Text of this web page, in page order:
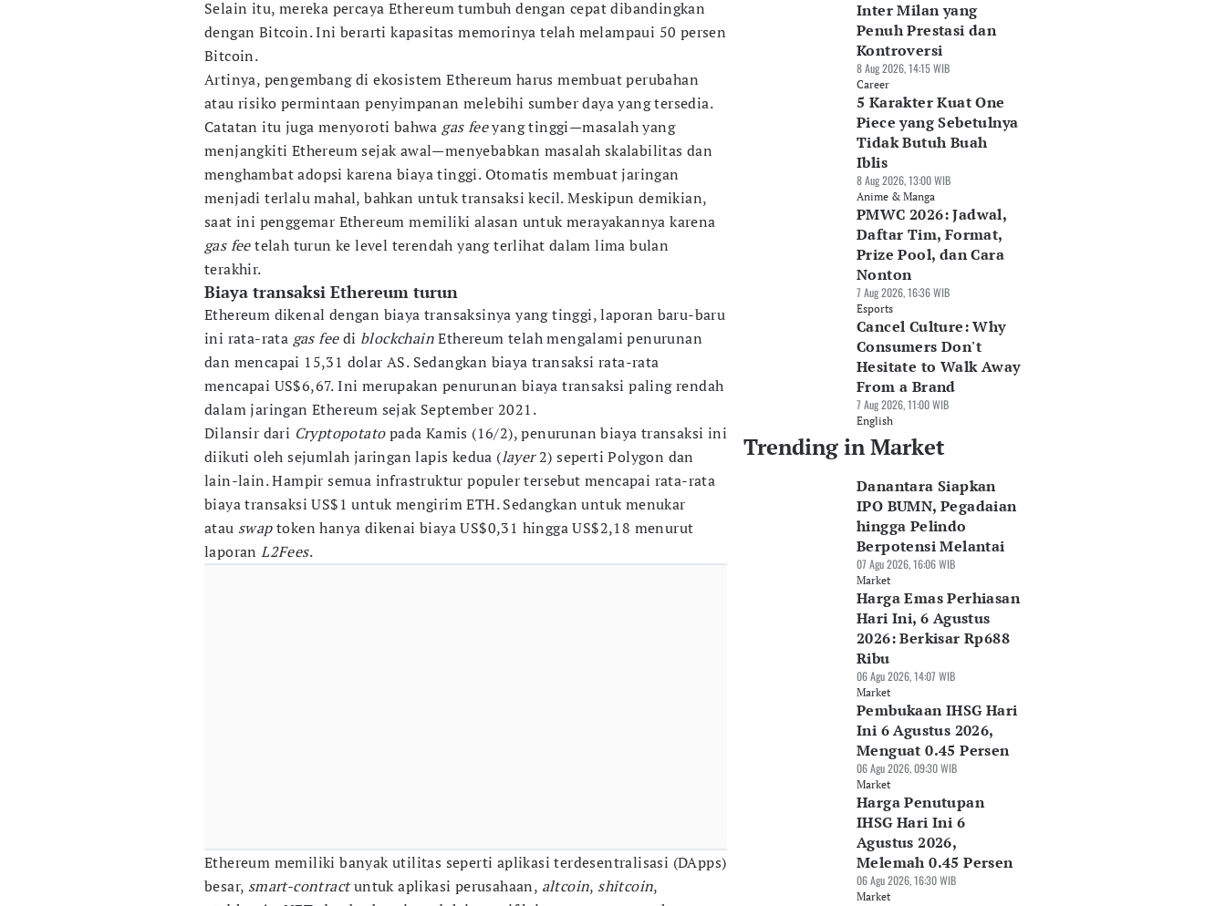
Selain itu, mereka percaya Ethereum tumbuh dengan cepat dibandingkan
dengan Bitcoin. Ini berarti kapasitas memorinya telah melampaui 50 persen
Bitcoin.
Artinya, pengembang di ekosistem Ethereum harus membuat perubahan
atau risiko permintaan penyimpanan melebihi sumber daya yang tersedia.
Catatan itu juga menyoroti bahwa gas feeyang tinggi—masalah yang
menjangkiti Ethereum sejak awal—menyebabkan masalah skalabilitas dan
menghambat adopsi karena biaya tinggi. Otomatis membuat jaringan
menjadi terlalu mahal, bahkan untuk transaksi kecil. Meskipun demikian,
saat ini penggemar Ethereum memiliki alasan untuk merayakannya karena
gas feetelah turun ke level terendah yang terlihat dalam lima bulan
terakhir.
Biaya transaksi Ethereum turun
Ethereum dikenal dengan biaya transaksinya yang tinggi, laporan baru-baru
ini rata-rata gas feedi blockchainEthereum telah mengalami penurunan
dan mencapai 15,31 dolar AS. Sedangkan biaya transaksi rata-rata
mencapai US$6,67. Ini merupakan penurunan biaya transaksi paling rendah
dalam jaringan Ethereum sejak September 2021.
Dilansir dari Cryptopotatopada Kamis (16/2), penurunan biaya transaksi ini
diikuti oleh sejumlah jaringan lapis kedua (layer2) seperti Polygon dan
lain-lain. Hampir semua infrastruktur populer tersebut mencapai rata-rata
biaya transaksi US$1 untuk mengirim ETH. Sedangkan untuk menukar
atau swaptoken hanya dikenai biaya US$0,31 hingga US$2,18 menurut
laporanL2Fees.
Ethereum memiliki banyak utilitas seperti aplikasi terdesentralisasi (DApps)
besar, smart-contractuntuk aplikasi perusahaan, altcoin, shitcoin,
Inter Milan yang
Penuh Prestasi dan
Kontroversi
8 Aug 2026, 14:15 WIB
Career
5 Karakter Kuat One
Piece yang Sebetulnya
Tidak Butuh Buah
Iblis
8 Aug 2026, 13:00 WIB
Anime & Manga
PMWC 2026: Jadwal,
Daftar Tim, Format,
Prize Pool, dan Cara
Nonton
7 Aug 2026, 16:36 WIB
Esports
Cancel Culture: Why
Consumers Don't
Hesitate to Walk Away
From a Brand
7 Aug 2026, 11:00 WIB
English
Trending in Market
Danantara Siapkan
IPO BUMN, Pegadaian
hingga Pelindo
Berpotensi Melantai
07 Agu 2026, 16:06 WIB
Market
Harga Emas Perhiasan
Hari Ini, 6 Agustus
2026: Berkisar Rp688
Ribu
06 Agu 2026, 14:07 WIB
Market
Pembukaan IHSG Hari
Ini 6 Agustus 2026,
Menguat 0.45 Persen
06 Agu 2026, 09:30 WIB
Market
Harga Penutupan
IHSG Hari Ini 6
Agustus 2026,
Melemah 0.45 Persen
06 Agu 2026, 16:30 WIB
Market